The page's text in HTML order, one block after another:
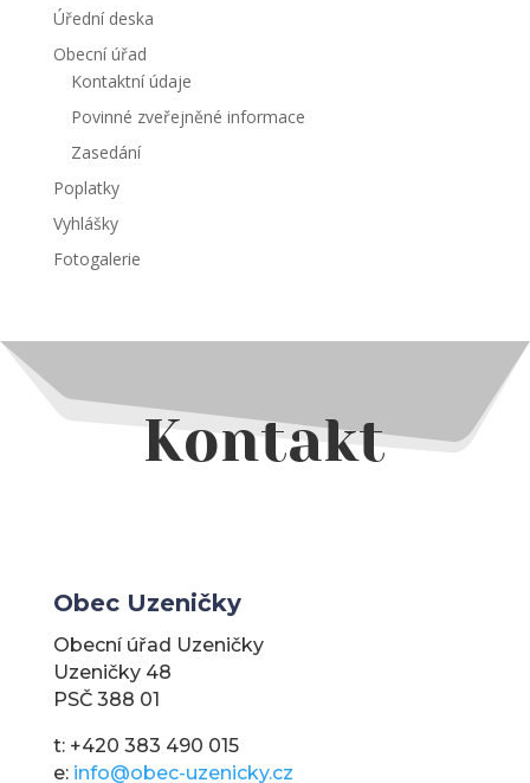
Úřední deska
Obecní úřad
Kontaktní údaje
Povinné zveřejněné informace
Zasedání
Poplatky
Vyhlášky
Fotogalerie
Kontakt
Obec Uzeničky
Obecní úřad Uzeničky
Uzeničky 48
PSČ 388 01
t: +420 383 490 015
e: info@obec-uzenicky.cz